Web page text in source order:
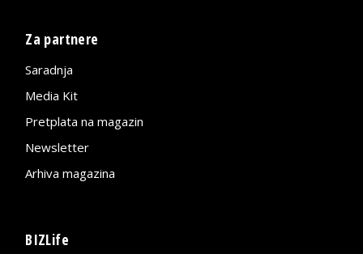
Za partnere
Saradnja
Media Kit
Pretplata na magazin
Newsletter
Arhiva magazina
BIZLife